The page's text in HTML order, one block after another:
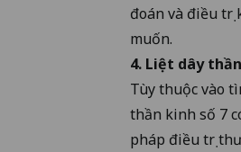
đoán và điều trị
muốn.
4. Liệt dây
Tùy thuộc vào
thần kinh số 7
pháp điều trị